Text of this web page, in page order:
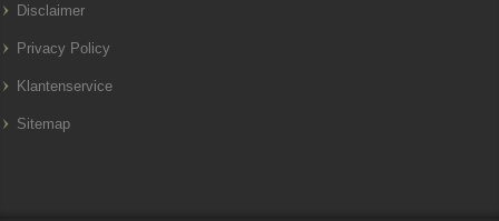
Disclaimer
Privacy Policy
Klantenservice
Sitemap